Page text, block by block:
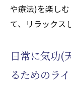
や療法)を楽し
て、リラックス
日常に気功(
るためのラ